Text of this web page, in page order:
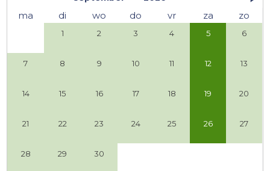
ma di wo do vr za zo
1 2 3 4 5 6
7 8 9 10 11 12 13
14 15 16 17 18 19 20
21 22 23 24 25 26 27
28 29 30